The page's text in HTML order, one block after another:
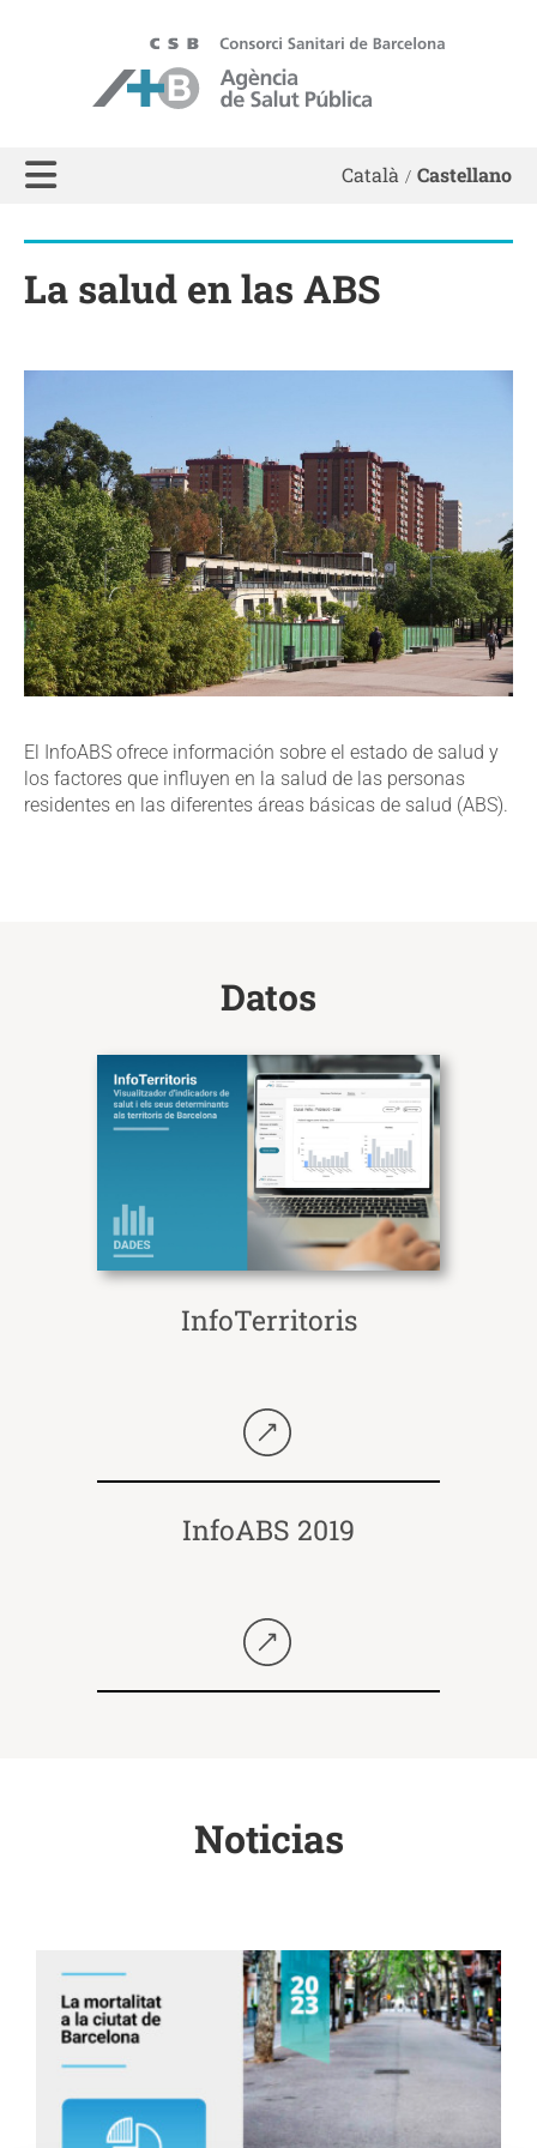
Català Castellano
La salud en las ABS
El InfoABS ofrece información sobre el estado de salud y
los factores que influyen en la salud de las personas
residentes en las diferentes áreas básicas de salud (ABS).
Datos
InfoTerritoris
InfoABS 2019
Noticias